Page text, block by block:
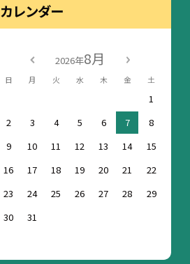
カレンダー
2026年8月
日 月 火 水 木 金 土
1
2
3 4 5 6 7
8
9
10 11 12 13 14
15
16
17 18 19 20 21
22
23
24 25 26 27 28
29
30
31